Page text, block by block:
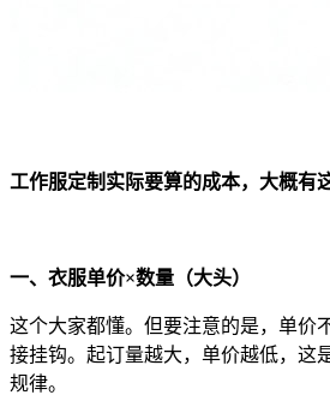
工作服定制实际要算的成本，大概有
一、衣服单价×数量（大头）
这个大家都懂。但要注意的是，单价
接挂钩。起订量越大，单价越低，这
规律。